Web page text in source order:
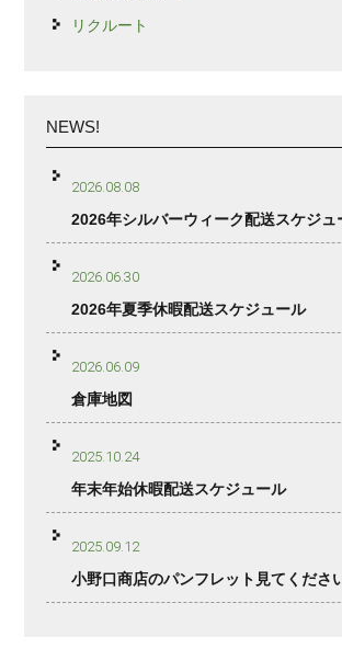
リクルート
NEWS!
2026.08.08
2026年シルバーウィーク配送スケジュ
2026.06.30
2026年夏季休暇配送スケジュール
2026.06.09
倉庫地図
2025.10.24
年末年始休暇配送スケジュール
2025.09.12
小野口商店のパンフレット見てくださ